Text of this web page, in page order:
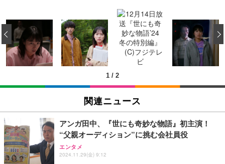
AOUTNアクションカメラ メガネカメラ 2 7K Wi Fi
対応 一人称視点撮影 ブラック 眼鏡装着型 液晶画面
付き サイクリング用 | 広角レンズ搭載 軽量設計 簡
単装着 長時間記録対応 液晶画面搭載 広角撮影対応
軽量ボディ設計 録音機能対応 着脱しやすい構造 旅
行記録にも使いやすい (S111 ブラック + イヤーフッ
ク)
￥8,999
1080P ポータブルウェアラブルカメラ旅行用軽量ビ
デオレコーダー軽量トラベルカメラ
XXA4Kアクションカメラ ウェアラブルカメラ Vlog
ビデオカメラ ボディカメラ 1.9インチモニター 32G
Bカード付き 180度回転レンズ 2000mAhバッテリー
循環録画 夜間録画 連写 タイマー撮影 軽量 Vlog 旅
1 / 2
‹
関連ニュース
アンガ田中、『世にも奇妙な物語』初主演！
“父親オーディション”に挑む会社員役
エンタメ
2024.11.29(金) 9:12